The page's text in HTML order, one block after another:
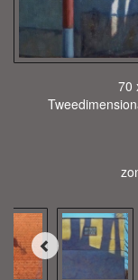
70